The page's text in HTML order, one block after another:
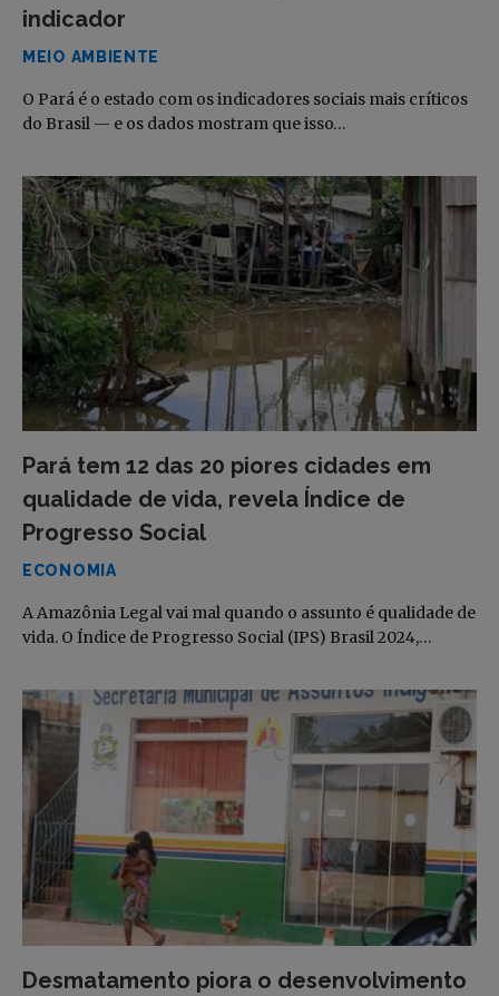
indicador
MEIO AMBIENTE
O Pará é o estado com os indicadores sociais mais críticos
do Brasil — e os dados mostram que isso…
Pará tem 12 das 20 piores cidades em
qualidade de vida, revela Índice de
Progresso Social
ECONOMIA
A Amazônia Legal vai mal quando o assunto é qualidade de
vida. O Índice de Progresso Social (IPS) Brasil 2024,…
Desmatamento piora o desenvolvimento